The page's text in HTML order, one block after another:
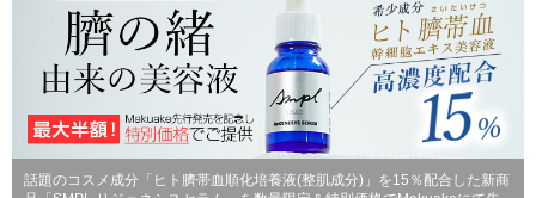
話題のコスメ成分「ヒト臍帯血順化培養液(整肌成分)」を15％配合した新商